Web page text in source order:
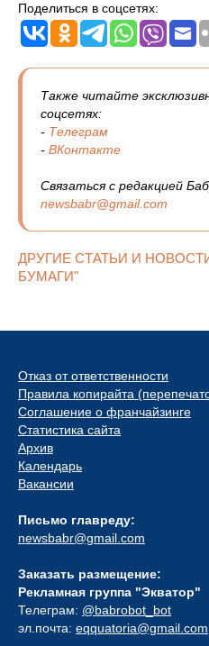
Поделиться в соцсетях:
Также читайте
соцсетях:
- Телеграм
- ВКонтакте
Связаться с редакцией
newsbabr@gmail.com
ДРУГИЕ СТАТЬИ И
БУМАГИ"
Отказ от ответственности
Правила копирайта
Соглашение о франчайзинге
Статистика сайта
Архив
Календарь
Вакансии
Письмо главреду:
newsbabr@gmail.com
Заказать размещение:
Рекламная группа "Экватор"
Телеграм: @babrobot_bot
эл.почта: eqquatoria@gmail.com